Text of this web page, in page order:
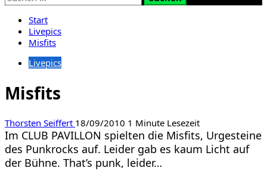
nach:
Start
Livepics
Misfits
Livepics
Misfits
Thorsten Seiffert 18/09/2010 1 Minute Lesezeit
Im CLUB PAVILLON spielten die Misfits, Urgesteine
des Punkrocks auf. Leider gab es kaum Licht auf
der Bühne. That’s punk, leider…